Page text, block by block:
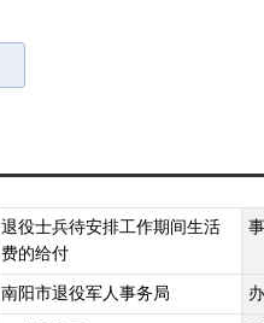
退役士兵待安排工作期间生活
费的给付
南阳市退役军人事务局